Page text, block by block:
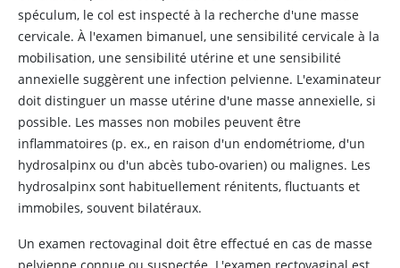
spéculum, le col est inspecté à la recherche d'une masse
cervicale. À l'examen bimanuel, une sensibilité cervicale à la
mobilisation, une sensibilité utérine et une sensibilité
annexielle suggèrent une infection pelvienne. L'examinateur
doit distinguer un masse utérine d'une masse annexielle, si
possible. Les masses non mobiles peuvent être
inflammatoires (p. ex., en raison d'un endométriome, d'un
hydrosalpinx ou d'un abcès tubo-ovarien) ou malignes. Les
hydrosalpinx sont habituellement rénitents, fluctuants et
immobiles, souvent bilatéraux.
Un examen rectovaginal doit être effectué en cas de masse